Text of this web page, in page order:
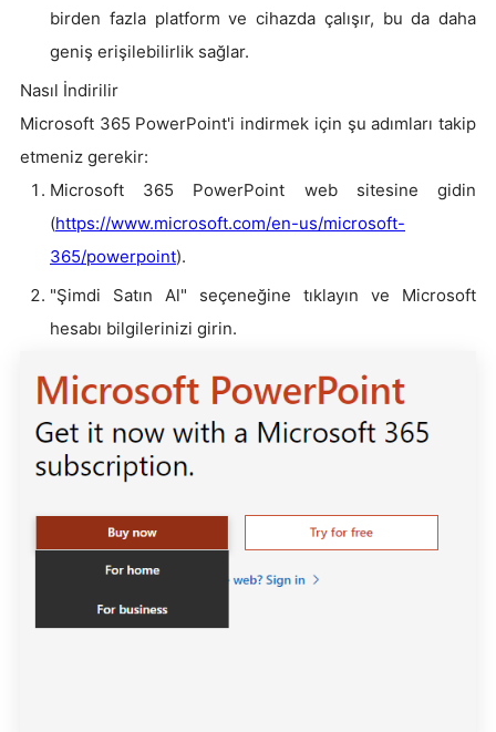
birden fazla platform ve cihazda çalışır, bu da daha
geniş erişilebilirlik sağlar.
Nasıl İndirilir
Microsoft 365 PowerPoint'i indirmek için şu adımları takip
etmeniz gerekir:
Microsoft 365 PowerPoint web sitesine gidin
(https://www.microsoft.com/en-us/microsoft-
365/powerpoint).
"Şimdi Satın Al" seçeneğine tıklayın ve Microsoft
hesabı bilgilerinizi girin.